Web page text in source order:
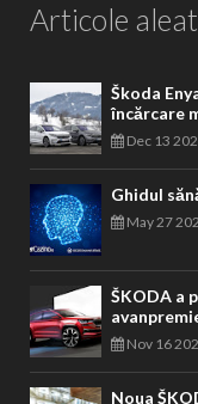
Articole
Škoda
încărcare
Dec 13
Ghidul
May 27
ŠKODA a
Nov 16
Noua